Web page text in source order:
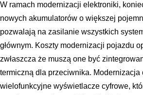
W ramach modernizacji elektroniki,
nowych akumulatorów o większej
pozwalają na zasilanie wszystkich
głównym. Koszty modernizacji pojazdu
zwłaszcza że muszą one być
termiczną dla przeciwnika.
wielofunkcyjne wyświetlacze cyfrowe,